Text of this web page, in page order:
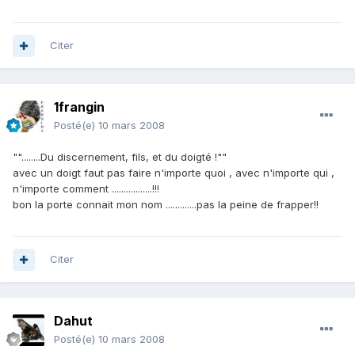
Citer
1frangin
Posté(e) 10 mars 2008
""........Du discernement, fils, et du doigté !""
avec un doigt faut pas faire n'importe quoi , avec n'importe qui ,
n'importe comment .................!!!
bon la porte connait mon nom .............pas la peine de frapper!!
Citer
Dahut
Posté(e) 10 mars 2008